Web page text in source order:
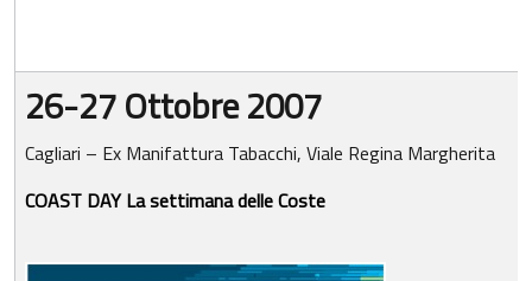
26-27 Ottobre 2007
Cagliari – Ex Manifattura Tabacchi, Viale Regina Margherita
COAST DAY La settimana delle Coste